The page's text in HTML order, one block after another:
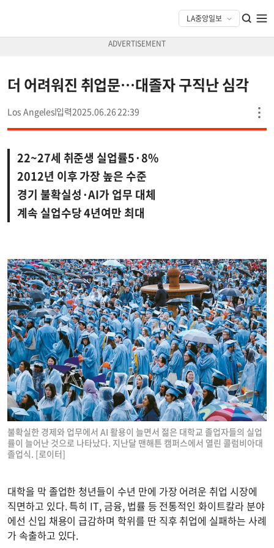
더 어려워진 취업문…대졸자 구직난 심각
Los Angeles 2025.06.26 22:39
22~27세 취준생 실업률5·8%
2012년 이후 가장 높은 수준
경기 불확실성·AI가 업무 대체
계속 실업수당 4년여만 최대
불확실한 경제와 업무에서 AI 활용이 늘면서 젊은 대학교 졸업자들의 실업
률이 늘어난 것으로 나타났다. 지난달 맨해튼 캠퍼스에서 열린 콜럼비아대
졸업식. [로이터]
대학을 막 졸업한 청년들이 수년 만에 가장 어려운 취업 시장에
직면하고 있다. 특히 IT, 금융, 법률 등 전통적인 화이트칼라 분야
에선 신입 채용이 급감하며 학위를 딴 직후 취업에 실패하는 사례
가 속출하고 있다.